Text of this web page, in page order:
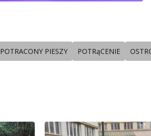
POTRACONY PIESZY POTRąCENIE